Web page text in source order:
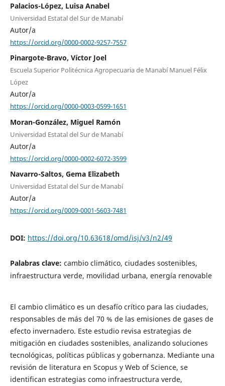
Palacios-López, Luisa Anabel
Universidad Estatal del Sur de Manabí
Autor/a
https://orcid.org/0000-0002-9257-7557
Pinargote-Bravo, Víctor Joel
Escuela Superior Politécnica Agropecuaria de Manabí Manuel Félix
López
Autor/a
https://orcid.org/0000-0003-0599-1651
Moran-González, Miguel Ramón
Universidad Estatal del Sur de Manabí
Autor/a
https://orcid.org/0000-0002-6072-3599
Navarro-Saltos, Gema Elizabeth
Universidad Estatal del Sur de Manabí
Autor/a
https://orcid.org/0009-0001-5603-7481
DOI: https://doi.org/10.63618/omd/isj/v3/n2/49
Palabras clave: cambio climático, ciudades sostenibles,
infraestructura verde, movilidad urbana, energía renovable
El cambio climático es un desafío crítico para las ciudades,
responsables de más del 70 % de las emisiones de gases de
efecto invernadero. Este estudio revisa estrategias de
mitigación en ciudades sostenibles, analizando soluciones
tecnológicas, políticas públicas y gobernanza. Mediante una
revisión de literatura en Scopus y Web of Science, se
identifican estrategias como infraestructura verde,